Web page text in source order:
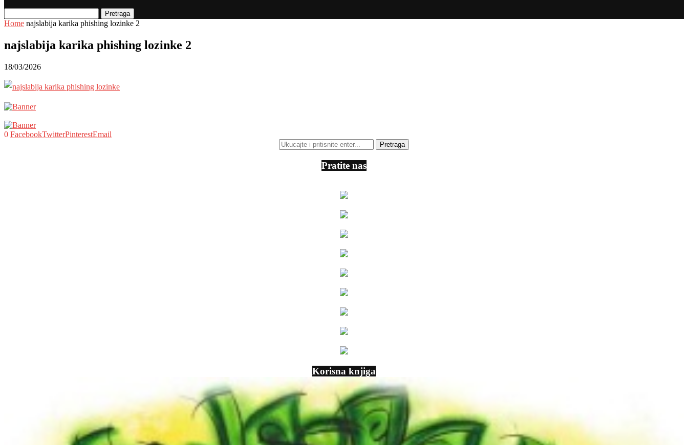
Pretraga
Home najslabija karika phishing lozinke 2
najslabija karika phishing lozinke 2
18/03/2026
0 FacebookTwitterPinterestEmail
Pratite nas
Korisna knjiga